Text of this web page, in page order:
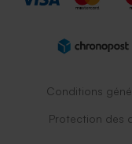
Conditions
Protection des